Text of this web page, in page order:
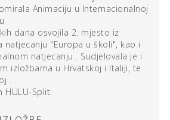
nevjerojatnu predanost, strpljenje i
je slika. Važno je naglasiti kako je
vokaciji i školovanju. To je
slikarskog rukopisa
nasljeđe apstrakcije, odnosno
slikarstva. Nataša je uz to
u Rimu; otuda ovakav izbor
Animaciju u Internacionalnoj
dana osvojila 2. mjesto iz
natjecanju "Europa u školi", kao i
natjecanju . Sudjelovala je i
izložbama u Hrvatskoj i Italiji, te
.
HULU-Split.